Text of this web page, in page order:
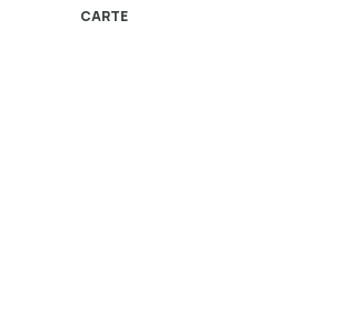
CARTE